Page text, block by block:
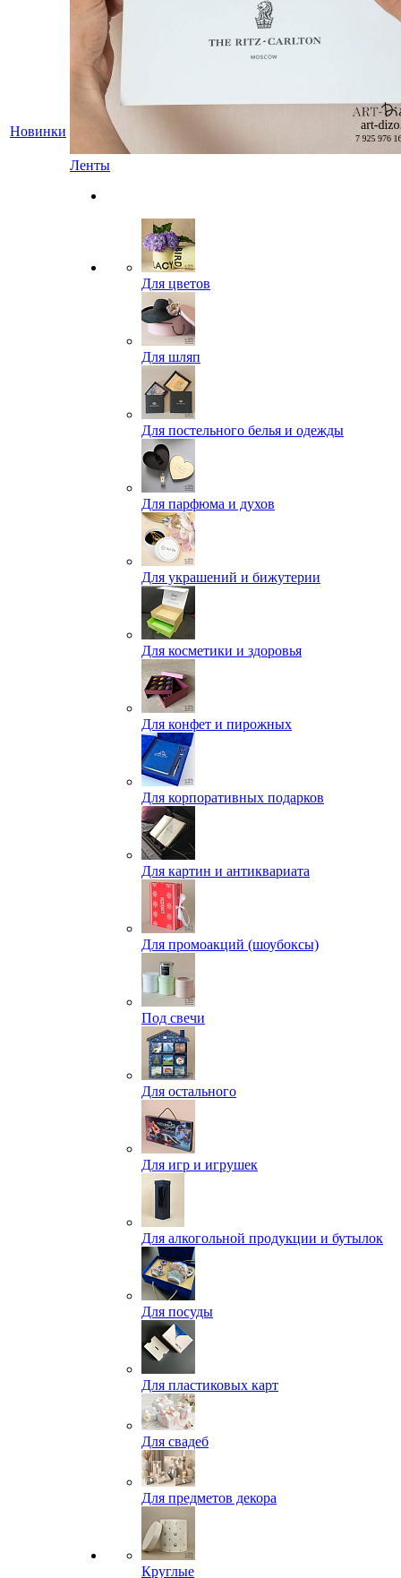
Новинки
Ленты
Для цветов
Для шляп
Для постельного белья и одежды
Для парфюма и духов
Для украшений и бижутерии
Для косметики и здоровья
Для конфет и пирожных
Для корпоративных подарков
Для картин и антиквариата
Для промоакций (шоубоксы)
Под свечи
Для остального
Для игр и игрушек
Для алкогольной продукции и бутылок
Для посуды
Для пластиковых карт
Для свадеб
Для предметов декора
Круглые